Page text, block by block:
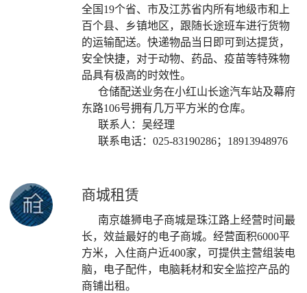
全国19个省、市及江苏省内所有地级市和上
百个县、乡镇地区，跟随长途班车进行货物
的运输配送。快递物品当日即可到达提货，
安全快捷，对于动物、药品、疫苗等特殊物
品具有极高的时效性。
仓储配送业务在小红山长途汽车站及幕府
东路106号拥有几万平方米的仓库。
联系人：吴经理
联系电话：025-83190286；18913948976
商城租赁
南京雄狮电子商城是珠江路上经营时间最
长，效益最好的电子商城。经营面积6000平
方米，入住商户近400家，可提供主营组装电
脑，电子配件，电脑耗材和安全监控产品的
商铺出租。